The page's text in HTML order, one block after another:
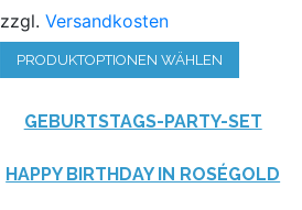
zzgl.Versandkosten
PRODUKTOPTIONEN WÄHLEN
GEBURTSTAGS-PARTY-SET
HAPPY BIRTHDAY IN ROSÉGOLD